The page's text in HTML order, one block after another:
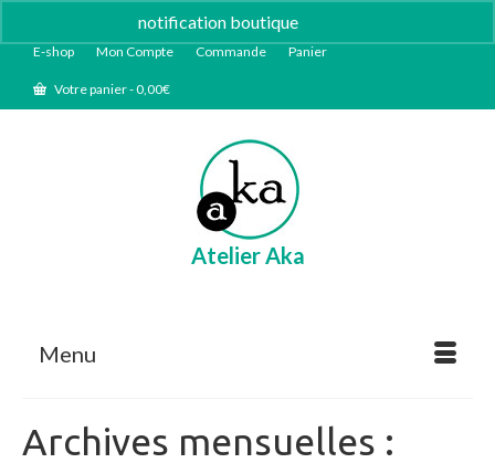
notification boutique
E-shop Mon Compte Commande Panier
Votre panier-0,00€
Atelier Aka
Menu
Archives mensuelles :